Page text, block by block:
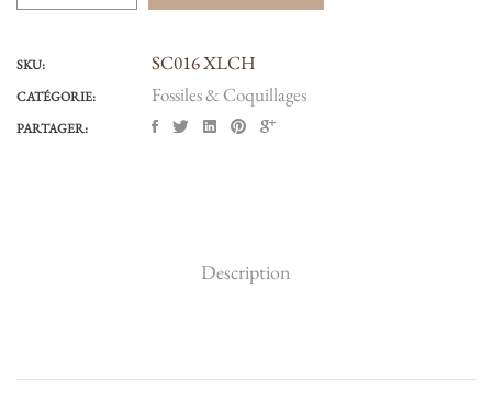
de
REQUIN
#
SKU: SC016 XLCH
CATÉGORIE: Fossiles & Coquillages
PARTAGER:
Description